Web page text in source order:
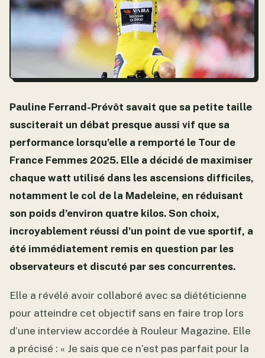
Pauline Ferrand-Prévôt savait que sa petite taille
susciterait un débat presque aussi vif que sa
performance lorsqu’elle a remporté le Tour de
France Femmes 2025. Elle a décidé de maximiser
chaque watt utilisé dans les ascensions difficiles,
notamment le col de la Madeleine, en réduisant
son poids d’environ quatre kilos. Son choix,
incroyablement réussi d’un point de vue sportif, a
été immédiatement remis en question par les
observateurs et discuté par ses concurrentes.
Elle a révélé avoir collaboré avec sa diététicienne
pour atteindre cet objectif sans en faire trop lors
d’une interview accordée à Rouleur Magazine. Elle
a précisé : « Je sais que ce n’est pas parfait pour la